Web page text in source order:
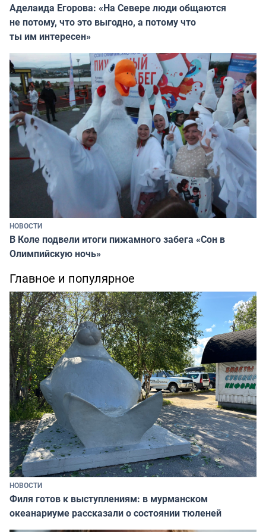
Аделаида Егорова: «На Севере люди общаются
не потому, что это выгодно, а потому что
ты им интересен»
НОВОСТИ
В Коле подвели итоги пижамного забега «Сон в
Олимпийскую ночь»
Главное и популярное
НОВОСТИ
Филя готов к выступлениям: в мурманском
океанариуме рассказали о состоянии тюленей